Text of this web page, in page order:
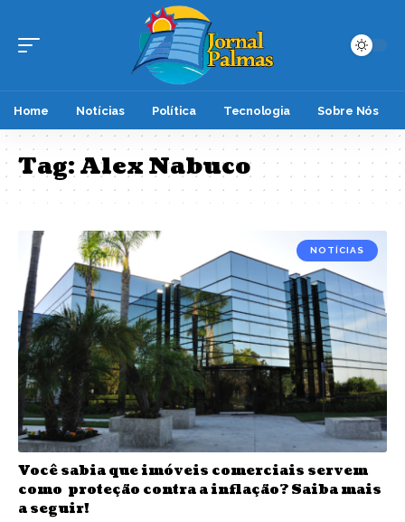
Home Notícias Política Tecnologia Sobre Nós
Tag:Alex Nabuco
NOTÍCIAS
Você sabia que imóveis comerciais servem
como proteção contra a inflação? Saiba mais
a seguir!